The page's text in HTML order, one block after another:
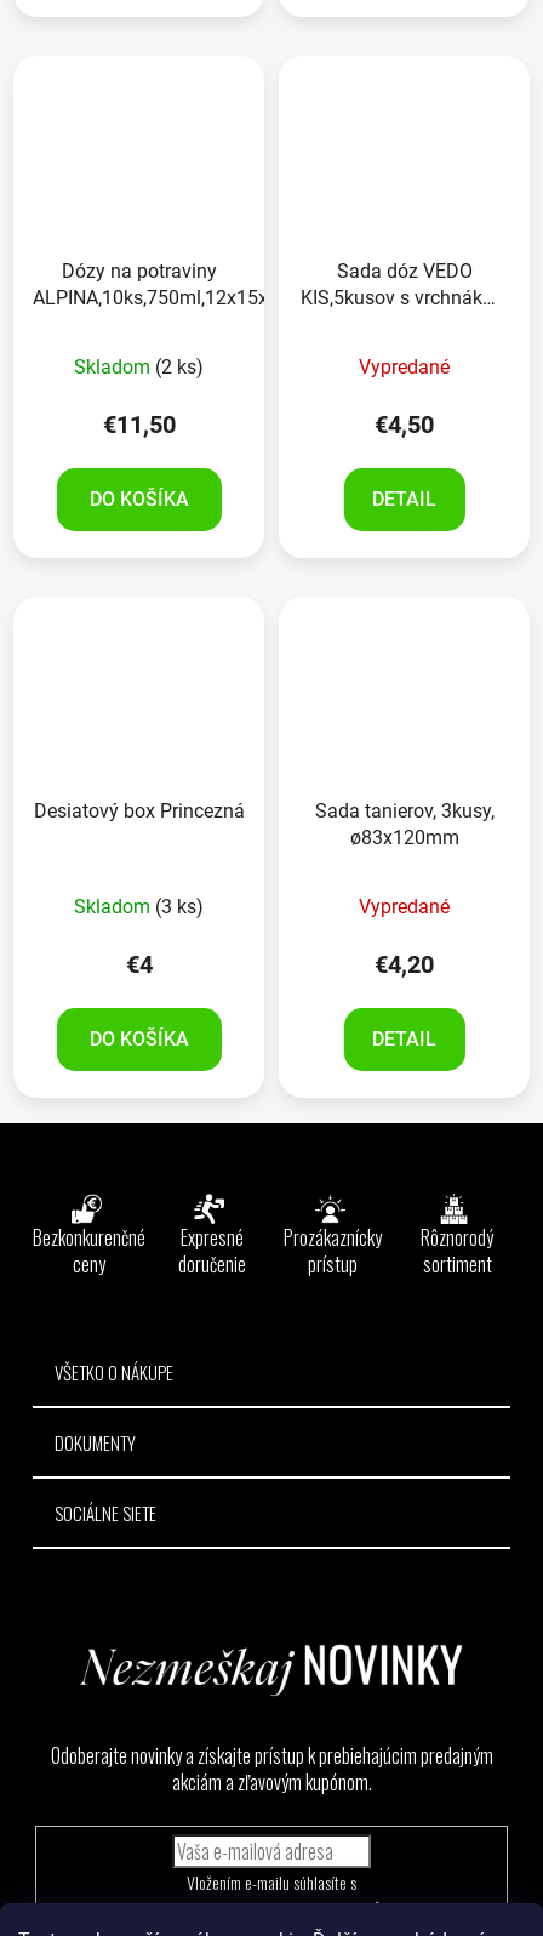
Dózy na potraviny
ALPINA,10ks,750ml,12x15x8cm
Skladom (2 ks)
€11,50
DO KOŠÍKA
Sada dóz VEDO
KIS,5kusov s vrchnákmi,
Vypredané
€4,50
DETAIL
Desiatový box Princezná
Skladom (3 ks)
€4
DO KOŠÍKA
Sada tanierov, 3kusy,
ø83x120mm
Vypredané
€4,20
DETAIL
Bezkonkurenčné
ceny
Expresné
doručenie
Prozákaznícky
prístup
Rôznorodý
sortiment
VŠETKO O NÁKUPE
DOKUMENTY
SOCIÁLNE SIETE
Odoberajte novinky a získajte prístup k prebiehajúcim predajným
akciám a zľavovým kupónom.
podmienkami ochrany osobných údajov